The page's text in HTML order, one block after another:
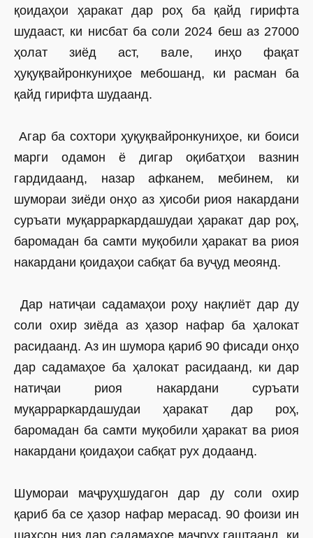
қоидаҳои ҳаракат дар роҳ ба қайд гирифта
шудааст, ки нисбат ба соли 2024 беш аз 27000
ҳолат зиёд аст, вале, инҳо фақат
ҳуқуқвайронкуниҳое мебошанд, ки расман ба
қайд гирифта шудаанд.
Агар ба сохтори ҳуқуқвайронкуниҳое, ки боиси
марги одамон ё дигар оқибатҳои вазнин
гардидаанд, назар афканем, мебинем, ки
шумораи зиёди онҳо аз ҳисоби риоя накардани
суръати муқарраркардашудаи ҳаракат дар роҳ,
баромадан ба самти муқобили ҳаракат ва риоя
накардани қоидаҳои сабқат ба вуҷуд меоянд.
Дар натиҷаи садамаҳои роҳу нақлиёт дар ду
соли охир зиёда аз ҳазор нафар ба ҳалокат
расидаанд. Аз ин шумора қариб 90 фисади онҳо
дар садамаҳое ба ҳалокат расидаанд, ки дар
натиҷаи риоя накардани суръати
муқарраркардашудаи ҳаракат дар роҳ,
баромадан ба самти муқобили ҳаракат ва риоя
накардани қоидаҳои сабқат рух додаанд.
Шумораи маҷруҳшудагон дар ду соли охир
қариб ба се ҳазор нафар мерасад. 90 фоизи ин
шахсон низ дар садамаҳое маҷруҳ гаштаанд, ки